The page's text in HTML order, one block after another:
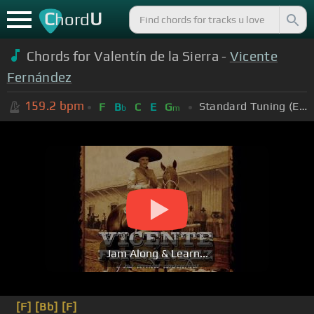
ChordU
Chords for Valentín de la Sierra - Vicente
Fernández
159.2 bpm F Bb C E Gm Standard Tuning (EADGBE)
Jam Along & Learn...
[F] [Bb] [F]